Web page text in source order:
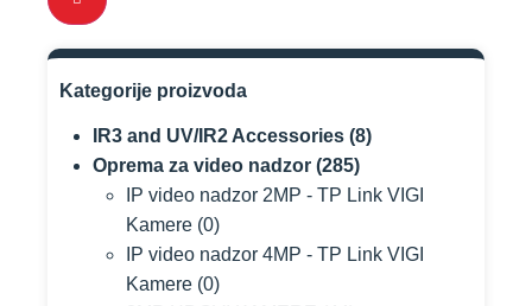
Kategorije proizvoda
IR3 and UV/IR2 Accessories (8)
Oprema za video nadzor (285)
IP video nadzor 2MP - TP Link VIGI
Kamere (0)
IP video nadzor 4MP - TP Link VIGI
Kamere (0)